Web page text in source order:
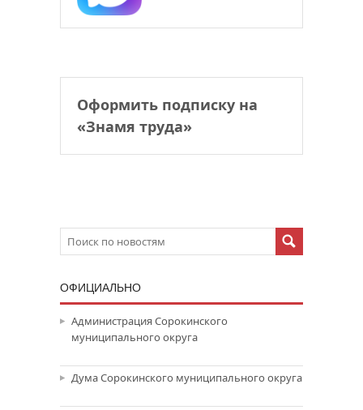
Оформить подписку на
«Знамя труда»
ОФИЦИАЛЬНО
Администрация Сорокинского
муниципального округа
Дума Сорокинского муниципального округа